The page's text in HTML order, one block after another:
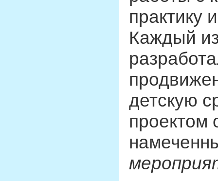
практику
Каждый
детскую
проектом